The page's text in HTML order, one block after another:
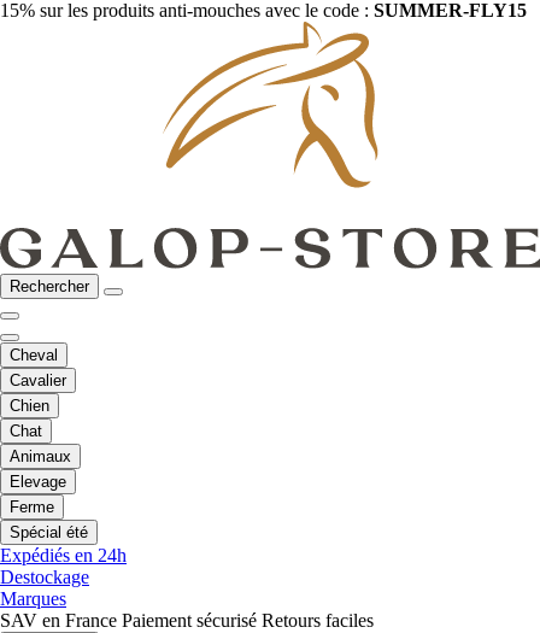
15% sur les produits anti-mouches avec le code : SUMMER-FLY15
Rechercher
Cheval
Cavalier
Chien
Chat
Animaux
Elevage
Ferme
Spécial été
Expédiés en 24h
Destockage
Marques
SAV en France Paiement sécurisé Retours faciles